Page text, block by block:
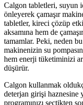
Calgon tabletleri, suyun
önleyerek çamaşır
tabletler, kireci çözüp
aksamına hem de
tamamlar. Peki, neden
makinenizin su
hem enerji tüketiminizi
düşürür.
Calgon kullanmak
deterjan girişi haznesine
programınızı seçtikten